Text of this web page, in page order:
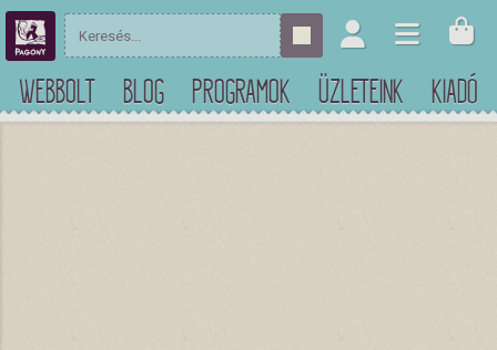
WEBBOLT BLOG PROGRAMOK ÜZLETEINK KIADÓ